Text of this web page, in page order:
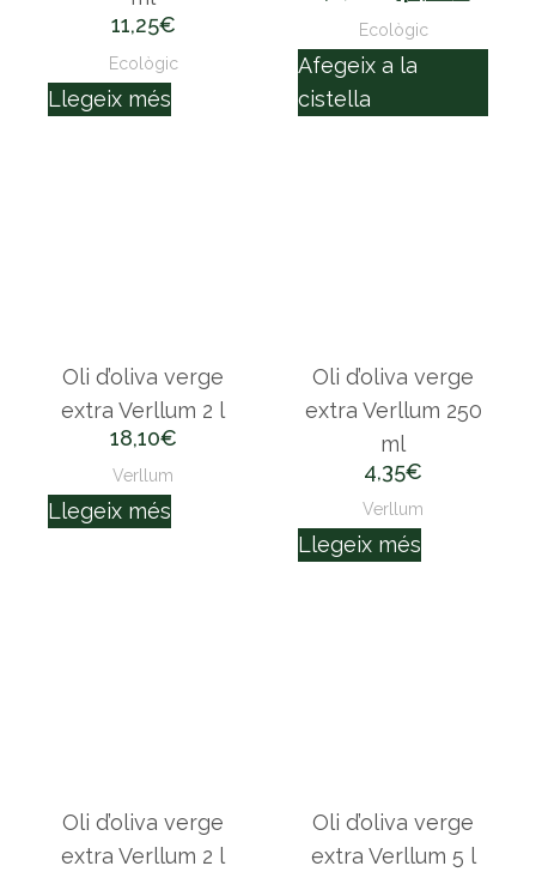
11,25€
Ecològic
Llegeix més
Ecològic
Afegeix a la
cistella
Oli d’oliva verge
extra Verllum 2 l
18,10€
Verllum
Llegeix més
Oli d’oliva verge
extra Verllum 250
ml
4,35€
Verllum
Llegeix més
Oli d’oliva verge
extra Verllum 2 l
Oli d’oliva verge
extra Verllum 5 l